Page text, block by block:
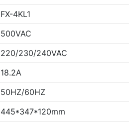
FX-4KL1
500VAC
220/230/240VAC
18.2A
50HZ/60HZ
445*347*120mm